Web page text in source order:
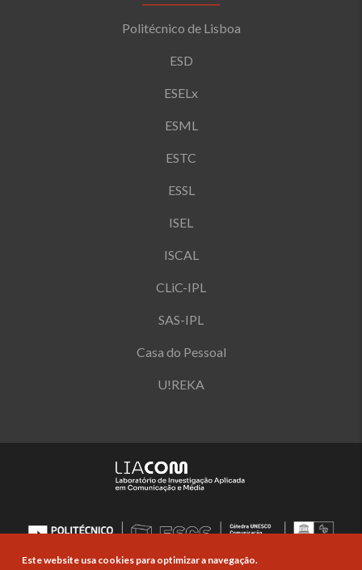
Politécnico de Lisboa
ESD
ESELx
ESML
ESTC
ESSL
ISEL
ISCAL
CLiC-IPL
SAS-IPL
Casa do Pessoal
U!REKA
Este website usa cookies para optimizar a navegação.